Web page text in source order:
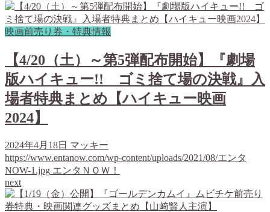
映画前売り券・特典情報
【4/20（土）～第5弾配布開始】『劇場
版ハイキュー!! ゴミ捨て場の決戦』入
場者特典まとめ【ハイキュー映画
2024】
2024年4月18日 マッキー
https://www.entanow.com/wp-content/uploads/2021/08/エンタ
NOW-1.jpg エンタＮＯＷ！
next